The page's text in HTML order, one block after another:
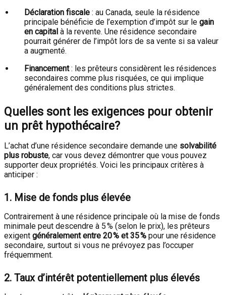
Déclaration fiscale : au Canada, seule la résidence
principale bénéficie de l’exemption d’impôt sur le gain
en capital à la revente. Une résidence secondaire
pourrait générer de l’impôt lors de sa vente si sa valeur
a augmenté.
Financement: les prêteurs considèrent les résidences
secondaires comme plus risquées, ce qui implique
généralement des conditions plus strictes.
Quelles sont les exigences pour obtenir
un prêt hypothécaire?
L’achat d’une résidence secondaire demande une solvabilité
plus robuste, car vous devez démontrer que vous pouvez
supporter deux propriétés. Voici les principaux critères à
anticiper :
1. Mise de fonds plus élevée
Contrairement à une résidence principale où la mise de fonds
minimale peut descendre à 5 % (selon le prix), les prêteurs
exigent généralement entre 20 % et 35 % pour une résidence
secondaire, surtout si vous ne prévoyez pas l’occuper
fréquemment.
2. Taux d’intérêt potentiellement plus élevés